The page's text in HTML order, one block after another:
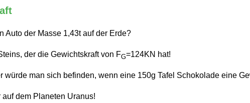
Auto der Masse 1,43t auf der Erde?
der die Gewichtskraft von FG=124KN hat!
würde man sich befinden, wenn eine 150g Tafel Schokolade eine
dem Planeten Uranus!